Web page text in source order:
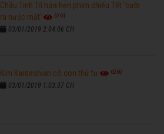
Châu Tinh Trì hứa hẹn phim chiếu Tết 'cười
ra nước mắt'
6761
03/01/2019 2:04:06 CH
Kim Kardashian có con thứ tư 6260
03/01/2019 1:03:37 CH